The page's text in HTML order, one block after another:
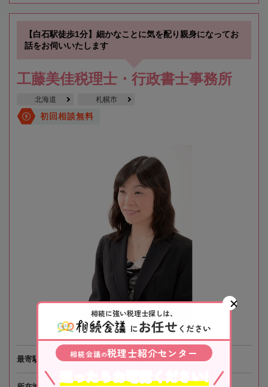
【白石駅徒歩1分】細かなことに気を配り親身になってお
話をお伺いいたします
工藤美佳税理士・行政書士事務所
北海道 札幌市
初回相談無料
最寄駅 札幌市営地下鉄「白石駅」徒歩1分
相続に強い税理士探しは、
にお任せ ください
相続会議の税理士紹介センター